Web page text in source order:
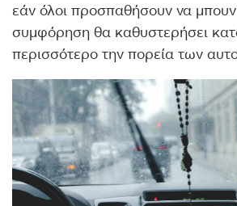
εάν όλοι προσπαθήσουν να
συμφόρηση θα καθυστερήσει
περισσότερο την πορεία των